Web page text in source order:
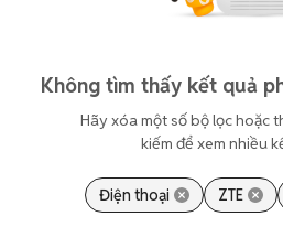
Không tìm thấy kết quả
Hãy xóa một số bộ lọc hoặc
kiếm để xem nhiều
Điện thoại ZTE